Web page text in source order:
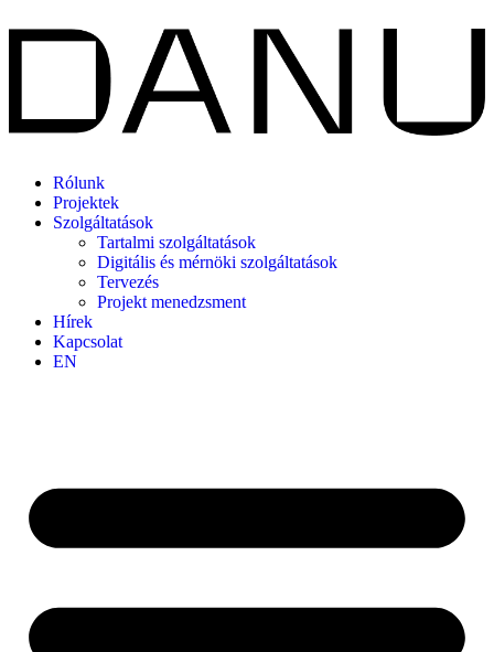
Rólunk
Projektek
Szolgáltatások
Tartalmi szolgáltatások
Digitális és mérnöki szolgáltatások
Tervezés
Projekt menedzsment
Hírek
Kapcsolat
EN